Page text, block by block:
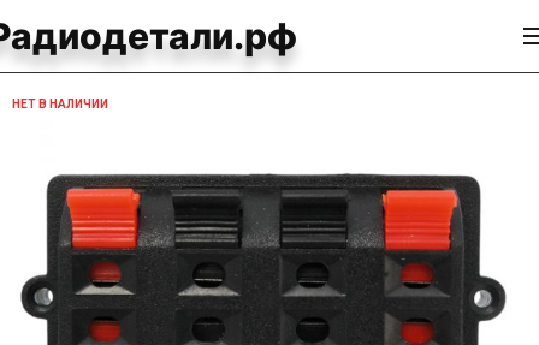
НЕТ В НАЛИЧИИ